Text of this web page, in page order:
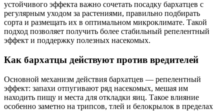
устойчивого эффекта важно сочетать посадку бархатцев с
регулярным уходом за растениями, правильно подбирать
сорта и размещать их в оптимальном микроклимате. Такой
подход позволяет получить более стабильный репелентный
эффект и поддержку полезных насекомых.
Как бархатцы действуют против вредителей
Основной механизм действия бархатцев — репелентный
эффект: запахи отпугивают ряд насекомых, мешая им
находить пищу и места для откладки яиц. Такое влияние
особенно заметно на трипсов, тлей и белокрылок в пределах